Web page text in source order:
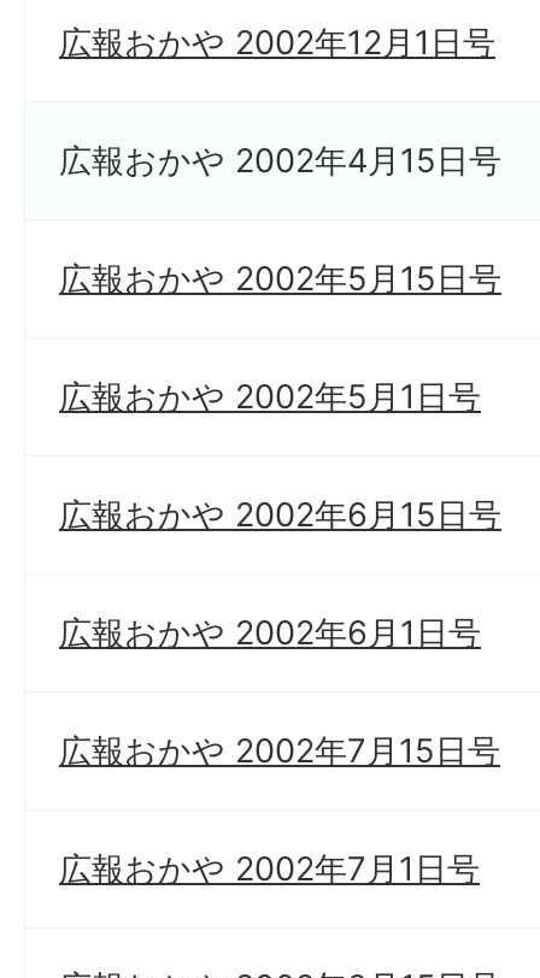
広報おかや 2002年12月1日号
広報おかや 2002年4月15日号
広報おかや 2002年5月15日号
広報おかや 2002年5月1日号
広報おかや 2002年6月15日号
広報おかや 2002年6月1日号
広報おかや 2002年7月15日号
広報おかや 2002年7月1日号